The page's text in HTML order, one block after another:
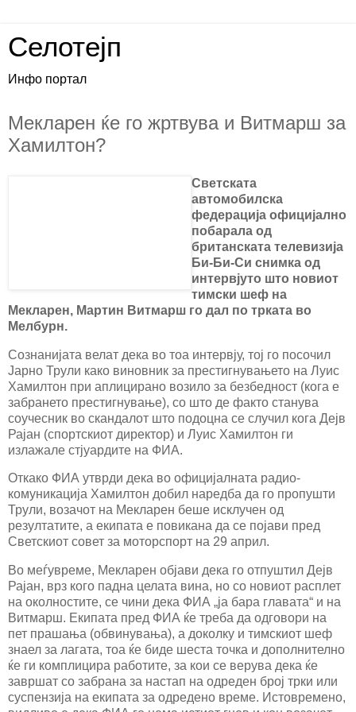
Селотејп
Инфо портал
Мекларен ќе го жртвува и Витмарш за
Хамилтон?
Светската
автомобилска
федерација официјално
побарала од
британската телевизија
Би-Би-Си снимка од
интервјуто што новиот
тимски шеф на
Мекларен, Мартин Витмарш го дал по трката во
Мелбурн.
Сознанијата велат дека во тоа интервју, тој го посочил
Јарно Трули како виновник за престигнувањето на Луис
Хамилтон при аплицирано возило за безбедност (кога е
забрането престигнување), со што де факто станува
соучесник во скандалот што подоцна се случил кога Дејв
Рајан (спортскиот директор) и Луис Хамилтон ги
излажале стјуардите на ФИА.
Откако ФИА утврди дека во официјалната радио-
комуникација Хамилтон добил наредба да го пропушти
Трули, возачот на Мекларен беше исклучен од
резултатите, а екипата е повикана да се појави пред
Светскиот совет за моторспорт на 29 април.
Во меѓувреме, Мекларен објави дека го отпуштил Дејв
Рајан, врз кого падна целата вина, но со новиот расплет
на околностите, се чини дека ФИА „ја бара главата“ и на
Витмарш. Екипата пред ФИА ќе треба да одговори на
пет прашања (обвинувања), а доколку и тимскиот шеф
знаел за лагата, тоа ќе биде шеста точка и дополнително
ќе ги комплицира работите, за кои се верува дека ќе
завршат со забрана за настап на одреден број трки или
суспензија на екипата за одредено време. Истовремено,